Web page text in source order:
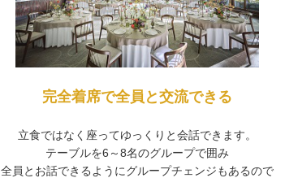
完全着席で全員と交流できる
立食ではなく座ってゆっくりと会話できます。
テーブルを6～8名のグループで囲み
全員とお話できるようにグループチェンジもあるので